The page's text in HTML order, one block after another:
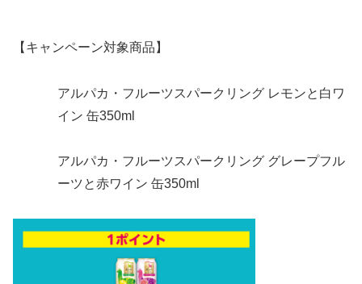
【キャンペーン対象商品】
アルパカ・フルーツスパークリング レモンと白ワ
イン 缶350ml​
アルパカ・フルーツスパークリング グレープフル
ーツと赤ワイン 缶350ml​